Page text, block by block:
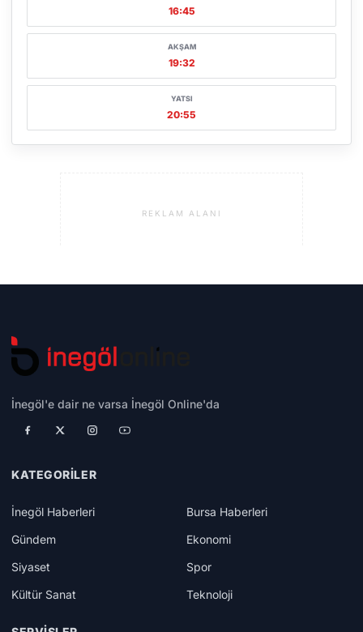
16:45
AKŞAM
19:32
YATSI
20:55
REKLAM ALANI
İnegöl'e dair ne varsa İnegöl Online'da
KATEGORILER
İnegöl Haberleri
Bursa Haberleri
Gündem
Ekonomi
Siyaset
Spor
Kültür Sanat
Teknoloji